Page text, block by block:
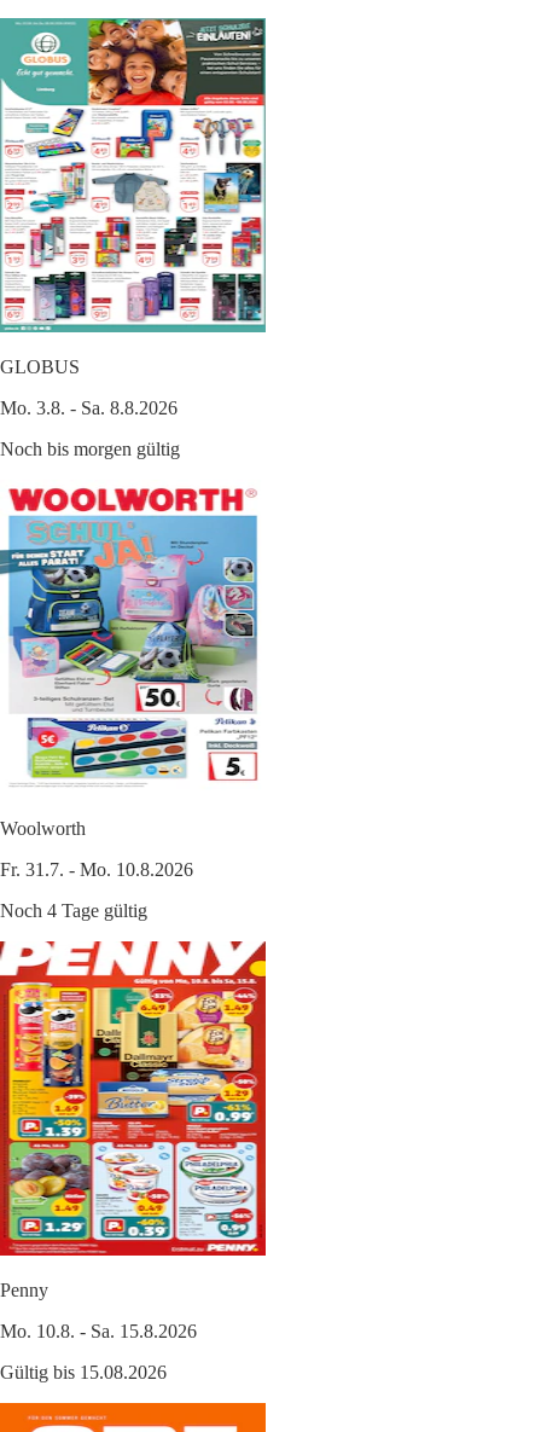
GLOBUS
Mo. 3.8. - Sa. 8.8.2026
Noch bis morgen gültig
Woolworth
Fr. 31.7. - Mo. 10.8.2026
Noch 4 Tage gültig
Penny
Mo. 10.8. - Sa. 15.8.2026
Gültig bis 15.08.2026